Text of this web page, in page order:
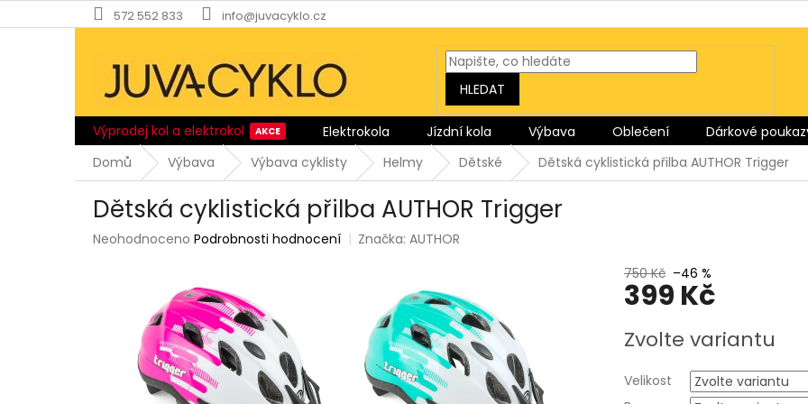
na
572 552 833 info@juvacyklo.cz
HLEDAT
Výprodej kol a elektrokol Elektrokola Jízdní kola Výbava Oblečení Dárkové
Domů
Výbava Výbava cyklisty Helmy Dětské Dětská cyklistická přilba AUTHOR Trigger
Dětská cyklistická přilba AUTHOR Trigger
Průměrné
hvězdiček.
Neohodnoceno Podrobnosti hodnocení Značka:AUTHOR
750 Kč –46 %
399 Kč
cena:
Zvolte variantu
Velikost